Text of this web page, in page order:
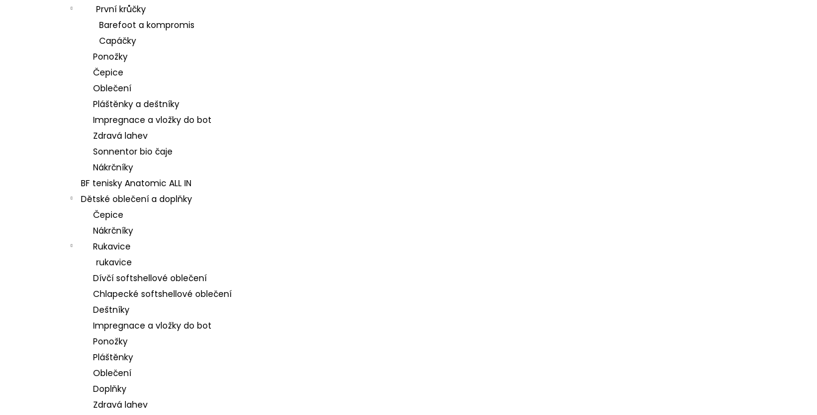
První krůčky
Barefoot a kompromis
Capáčky
Ponožky
Čepice
Oblečení
Pláštěnky a deštníky
Impregnace a vložky do bot
Zdravá lahev
Sonnentor bio čaje
Nákrčníky
BF tenisky Anatomic ALL IN
Dětské oblečení a doplňky
Čepice
Nákrčníky
Rukavice
rukavice
Dívčí softshellové oblečení
Chlapecké softshellové oblečení
Deštníky
Impregnace a vložky do bot
Ponožky
Pláštěnky
Oblečení
Doplňky
Zdravá lahev